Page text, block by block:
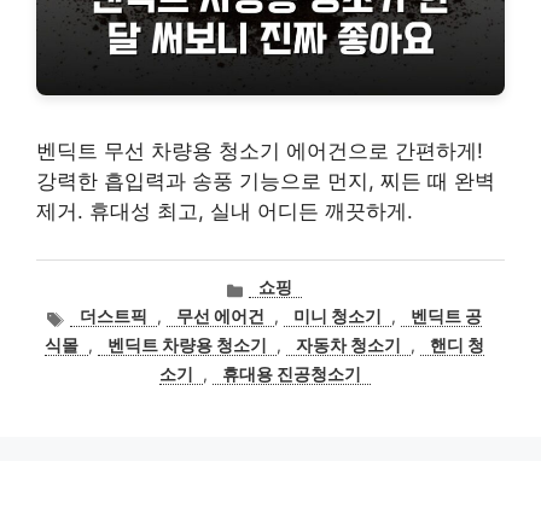
벤딕트 무선 차량용 청소기 에어건으로 간편하게!
강력한 흡입력과 송풍 기능으로 먼지, 찌든 때 완벽
제거. 휴대성 최고, 실내 어디든 깨끗하게.
카
테
고
리
쇼핑
태
그
더스트픽 , 무선 에어건 , 미니 청소기 ,
벤딕트 공
식몰 , 벤딕트 차량용 청소기 , 자동차 청소기 ,
핸디 청
소기
, 휴대용 진공청소기